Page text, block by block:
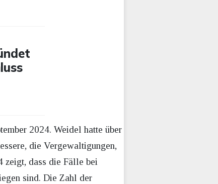
2024. Weidel hatte über
die Vergewaltigungen,
dass die Fälle bei
sind. Die Zahl der